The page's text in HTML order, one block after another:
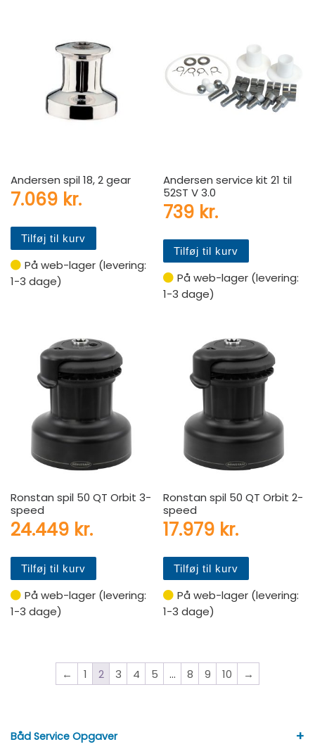
Andersen spil 18, 2 gear
7.069 kr.
Tilføj til kurv
På web-lager (levering:
1-3 dage)
Andersen service kit 21 til
52ST V 3.0
739 kr.
Tilføj til kurv
På web-lager (levering:
1-3 dage)
Ronstan spil 50 QT Orbit 3-
speed
24.449 kr.
Tilføj til kurv
På web-lager (levering:
1-3 dage)
Ronstan spil 50 QT Orbit 2-
speed
17.979 kr.
Tilføj til kurv
På web-lager (levering:
1-3 dage)
← 1 2 3 4 5 … 8 9 10 →
Båd Service Opgaver +